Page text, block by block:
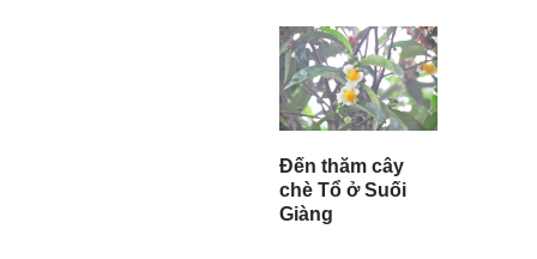
Đến thăm cây
chè Tổ ở Suối
Giàng